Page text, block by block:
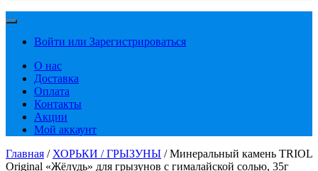
Войти или Зарегистрироваться
О нас
Доставка
Оплата
Контакты
Акции
Мой аккаунт
Главная / ХОРЬКИ / ГРЫЗУНЫ / Минеральный камень TRIOL
Original «Жёлудь» для грызунов с гималайской солью, 35г